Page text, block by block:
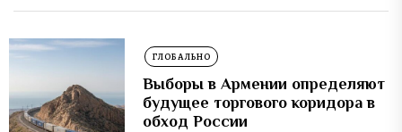
ГЛОБАЛЬНО
Выборы в Армении определяют
будущее торгового коридора в
обход России